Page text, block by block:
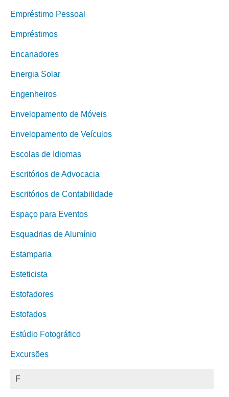
Empréstimo Pessoal
Empréstimos
Encanadores
Energia Solar
Engenheiros
Envelopamento de Móveis
Envelopamento de Veículos
Escolas de Idiomas
Escritórios de Advocacia
Escritórios de Contabilidade
Espaço para Eventos
Esquadrias de Alumínio
Estamparia
Esteticista
Estofadores
Estofados
Estúdio Fotográfico
Excursões
F